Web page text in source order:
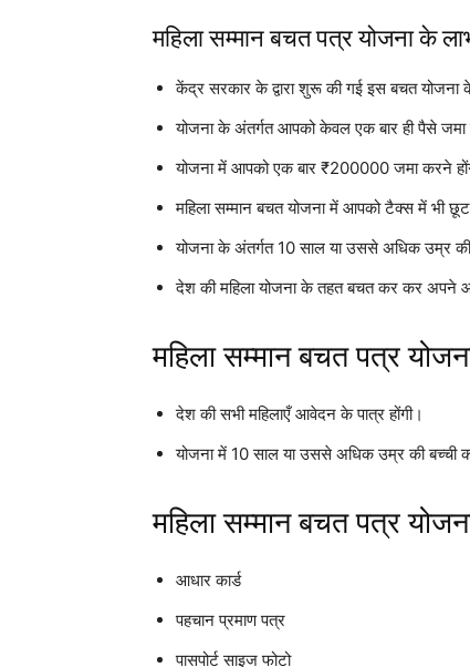
महिला सम्मान बचत पत्र योजना के
केंद्र सरकार के द्वारा शुरू की गई इस बचत योजना
योजना के अंतर्गत आपको केवल एक बार ही पैसे
योजना में आपको एक बार ₹200000 जमा करने
महिला सम्मान बचत योजना में आपको टैक्स में भी छूट
योजना के अंतर्गत 10 साल या उससे अधिक उम्र
देश की महिला योजना के तहत बचत कर कर अपने
महिला सम्मान बचत पत्र
देश की सभी महिलाएँ आवेदन के पात्र होंगी।
योजना में 10 साल या उससे अधिक उम्र की
महिला सम्मान बचत पत्र
आधार कार्ड
पहचान प्रमाण पत्र
पासपोर्ट साइज फोटो